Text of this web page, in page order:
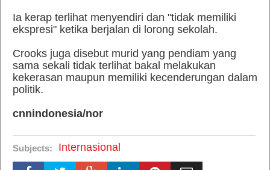
Ia kerap terlihat menyendiri dan "tidak memiliki
ekspresi" ketika berjalan di lorong sekolah.
Crooks juga disebut murid yang pendiam yang
sama sekali tidak terlihat bakal melakukan
kekerasan maupun memiliki kecenderungan dalam
politik.
cnnindonesia/nor
Subjects: Internasional